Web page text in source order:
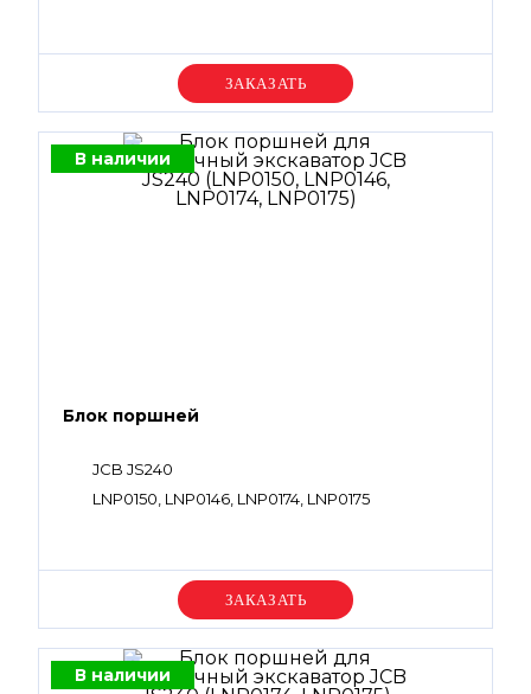
Уточняйте цену
В наличии
Блок поршней
JCB JS240
LNP0150, LNP0146, LNP0174, LNP0175
Уточняйте цену
В наличии